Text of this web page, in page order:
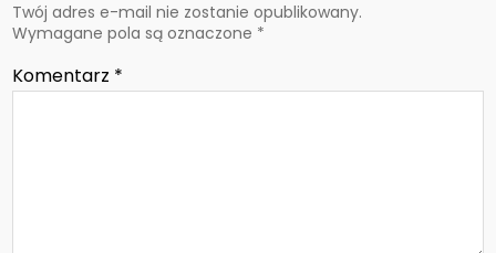
Twój adres e-mail nie zostanie opublikowany.
Wymagane pola są oznaczone *
Komentarz *